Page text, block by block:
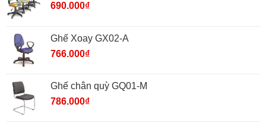
690.000₫
Ghế Xoay GX02-A
766.000₫
Ghế chân quỳ GQ01-M
786.000₫